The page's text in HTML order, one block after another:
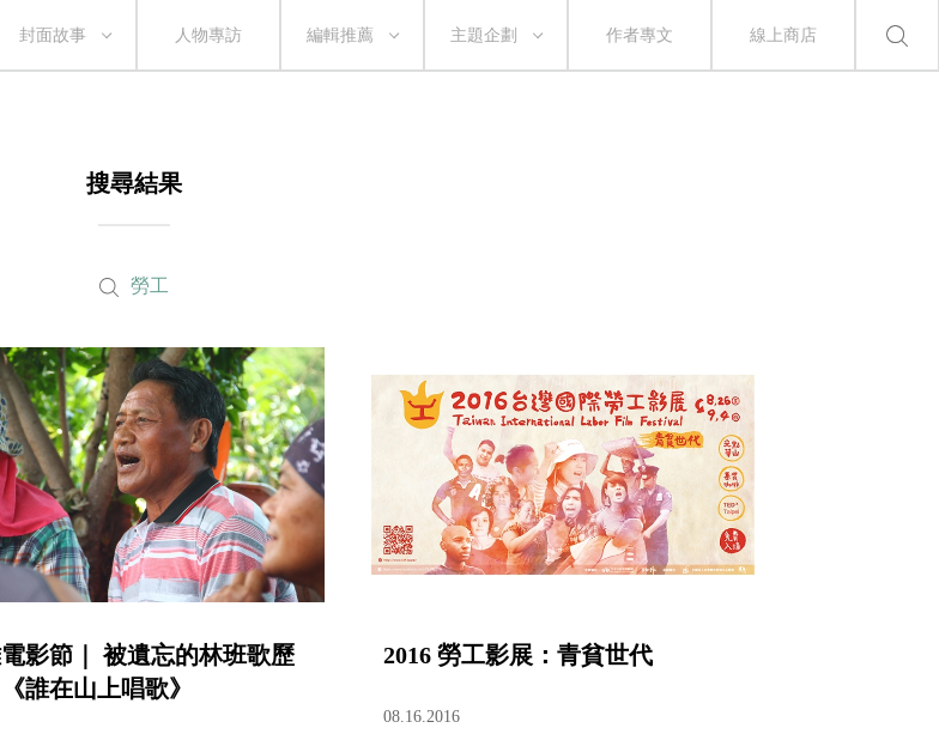
封面故事 人物專訪 編輯推薦 主題企劃 作者專文 線上商店
搜尋結果
勞工
影節｜ 被遺忘的林班歌歷
誰在山上唱歌》
2016 勞工影展：青貧世代
08.16.2016